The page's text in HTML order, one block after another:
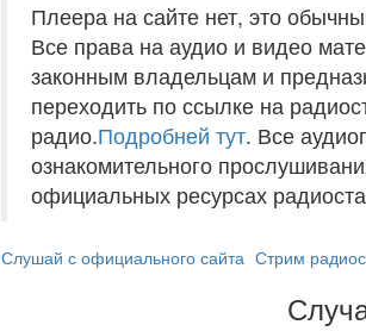
Плеера на сайте нет, это
Все права на аудио и видео
законным владельцам и
переходить по ссылке на
радио.Подробней тут. Все
ознакомительного
официальных ресурсах
Слушай с официального сайта Стрим